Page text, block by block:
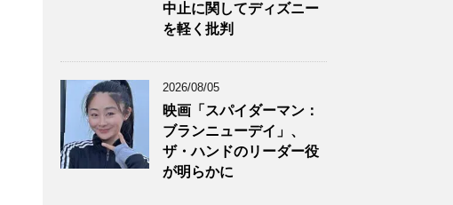
中止に関してディズニー
を軽く批判
2026/08/05
映画「スパイダーマン：
ブランニューデイ」、
ザ・ハンドのリーダー役
が明らかに